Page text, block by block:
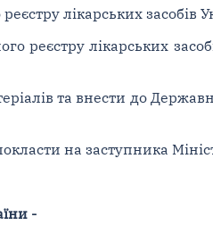
лікарських засобів
реєстру лікарських
та внести до
на заступника
-